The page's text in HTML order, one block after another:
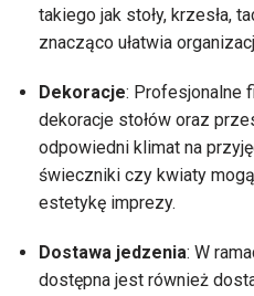
takiego jak stoły, krzesła,
znacząco ułatwia
Dekoracje: Profesjonalne
dekoracje stołów oraz
odpowiedni klimat na
świeczniki czy kwiaty
estetykę imprezy.
Dostawa jedzenia: W
dostępna jest również